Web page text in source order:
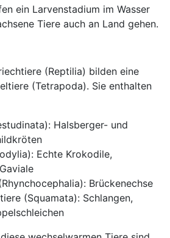
ein Larvenstadium im Wasser
Tiere auch an Land gehen.
(Reptilia) bilden eine
(Tetrapoda). Sie enthalten
Halsberger- und
Echte Krokodile,
Brückenechse
(Squamata): Schlangen,